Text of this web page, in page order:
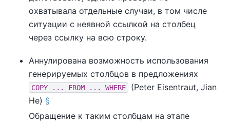
охватывала отдельные случаи, в том числе
ситуации с неявной ссылкой на столбец
через ссылку на всю строку.
Аннулирована возможность использования
генерируемых столбцов в предложениях
COPY ... FROM ... WHERE
(Peter Eisentraut, Jian
He) §
Обращение к таким столбцам на этапе